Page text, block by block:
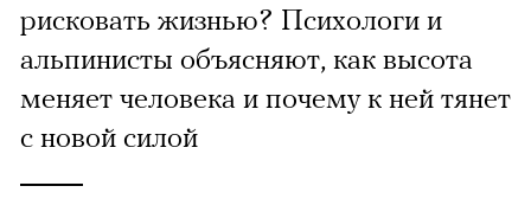
рисковать жизнью? Психологи и
альпинисты объясняют, как высота
меняет человека и почему к ней тянет
с новой силой